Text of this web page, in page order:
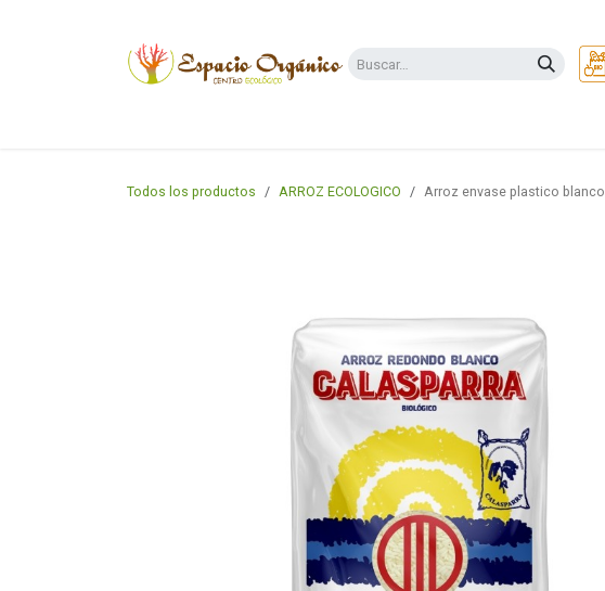
Todos los productos ARROZ ECOLOGICO Arroz envase plastico